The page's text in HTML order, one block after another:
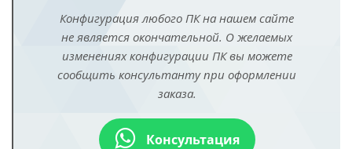
Конфигурация любого ПК на нашем сайте
не является окончательной. О желаемых
изменениях конфигурации ПК вы можете
сообщить консультанту при оформлении
заказа.
Консультация